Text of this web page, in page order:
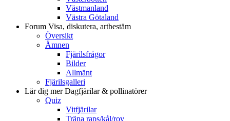
Västmanland
Västra Götaland
Forum Visa, diskutera, artbestäm
Översikt
Ämnen
Fjärilsfrågor
Bilder
Allmänt
Fjärilsgalleri
Lär dig merDagfjärilar & pollinatörer
Quiz
Vitfjärilar
Träna raps/kål/rov